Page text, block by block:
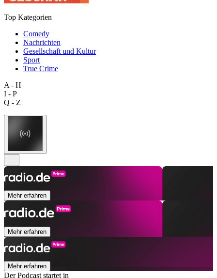
Top Kategorien
Comedy
Nachrichten
Gesellschaft und Kultur
Sport
True Crime
A - H
I - P
Q - Z
Mehr erfahren
Mehr erfahren
Mehr erfahren
Der Podcast startet in